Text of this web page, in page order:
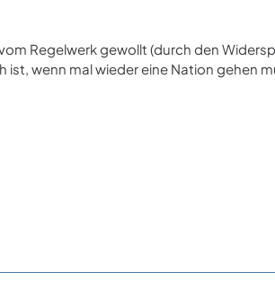
Regelwerk gewollt (durch den
wenn mal wieder eine Nation gehen